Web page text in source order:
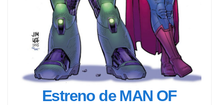
Estreno de MAN OF